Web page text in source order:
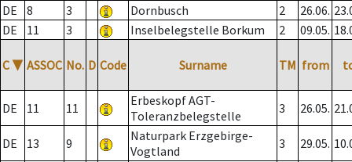
DE
8 3 Dornbusch 2 26.06.
DE
11 3 Inselbelegstelle Borkum 2 09.05.
C ▼ ASSOC No. D Code Surname TM from
DE 11 11
Erbeskopf AGT-
Toleranzbelegstelle
3 26.05.
DE 13 9
Naturpark Erzgebirge-
Vogtland
3 29.05.